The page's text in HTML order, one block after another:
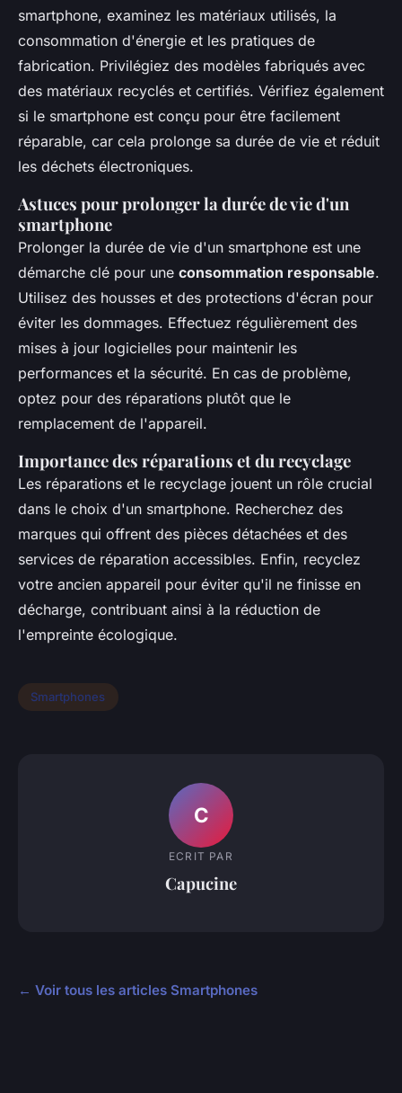
smartphone, examinez les matériaux utilisés, la
consommation d'énergie et les pratiques de
fabrication. Privilégiez des modèles fabriqués avec
des matériaux recyclés et certifiés. Vérifiez également
si le smartphone est conçu pour être facilement
réparable, car cela prolonge sa durée de vie et réduit
les déchets électroniques.
Astuces pour prolonger la durée de vie d'un
smartphone
Prolonger la durée de vie d'un smartphone est une
démarche clé pour une consommation responsable.
Utilisez des housses et des protections d'écran pour
éviter les dommages. Effectuez régulièrement des
mises à jour logicielles pour maintenir les
performances et la sécurité. En cas de problème,
optez pour des réparations plutôt que le
remplacement de l'appareil.
Importance des réparations et du recyclage
Les réparations et le recyclage jouent un rôle crucial
dans le choix d'un smartphone. Recherchez des
marques qui offrent des pièces détachées et des
services de réparation accessibles. Enfin, recyclez
votre ancien appareil pour éviter qu'il ne finisse en
décharge, contribuant ainsi à la réduction de
l'empreinte écologique.
Smartphones
C
ECRIT PAR
Capucine
← Voir tous les articles Smartphones